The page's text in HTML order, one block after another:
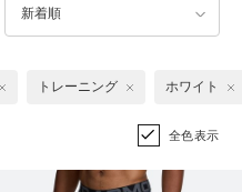
新着順
トレーニング ホワイト
全色表示